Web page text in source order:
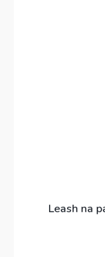
Leash na